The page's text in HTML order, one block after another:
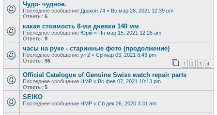
Чудо- чудное.
Последнее сообщение Дракон 74 « Вс мар 28, 2021 12:39 pm
Ответы: 6
какая стоимость 8-ми дневки 140 мм
Последнее сообщение Юрій « Пн мар 15, 2021 12:26 am
Ответы: 9
часы на руке - старинные фото (продолжение)
Последнее сообщение yrr2 « Ср мар 03, 2021 8:43 pm
Ответы: 96 1 2 3 4
Official Catalogue of Genuine Swiss watch repair parts
Последнее сообщение HMP « Вс фев 07, 2021 10:13 pm
Ответы: 5
SEIKO
Последнее сообщение HMP « Сб дек 26, 2020 3:31 am